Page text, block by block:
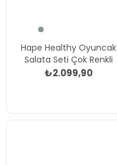
Hape Healthy Oyuncak
Salata Seti Çok Renkli
₺2.099,90